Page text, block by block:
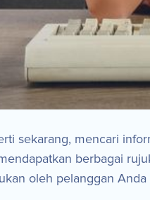
sekarang, mencari
berbagai
oleh pelanggan